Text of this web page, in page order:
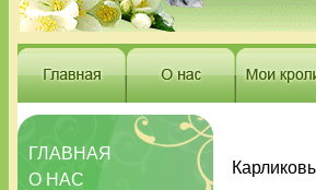
ГЛАВНАЯ
О НАС